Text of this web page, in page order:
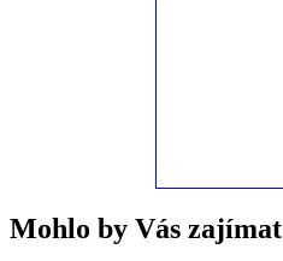
Mohlo by Vás zajímat